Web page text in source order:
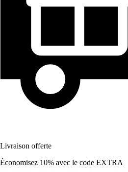
Livraison offerte
Économisez 10% avec le code EXTRA